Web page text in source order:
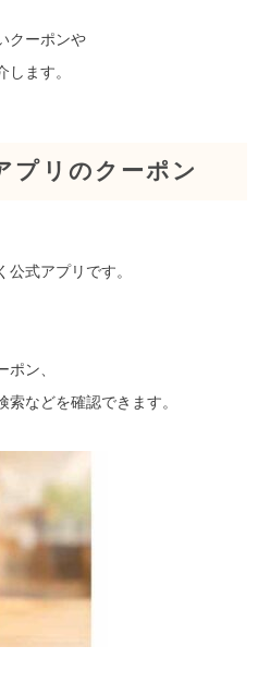
クーポンや
ます。
プリのクーポン
式アプリです。
ン、
索などを確認できます。